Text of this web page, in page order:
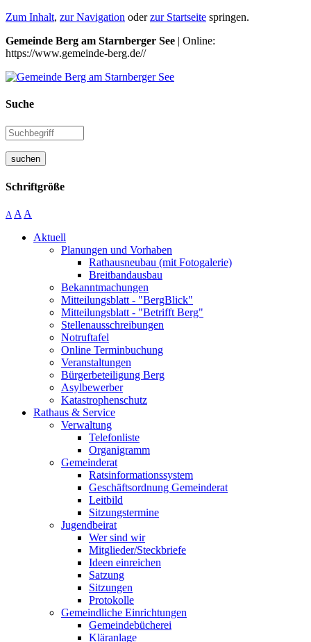
Zum Inhalt, zur Navigation oderzur Startseite springen.
Gemeinde Berg am Starnberger See | Online:
https://www.gemeinde-berg.de//
Suche
suchen
Schriftgröße
A A A
Aktuell
Planungen und Vorhaben
Rathausneubau (mit Fotogalerie)
Breitbandausbau
Bekanntmachungen
Mitteilungsblatt - "BergBlick"
Mitteilungsblatt - "Betrifft Berg"
Stellenausschreibungen
Notruftafel
Online Terminbuchung
Veranstaltungen
Bürgerbeteiligung Berg
Asylbewerber
Katastrophenschutz
Rathaus & Service
Verwaltung
Telefonliste
Organigramm
Gemeinderat
Ratsinformationssystem
Geschäftsordnung Gemeinderat
Leitbild
Sitzungstermine
Jugendbeirat
Wer sind wir
Mitglieder/Steckbriefe
Ideen einreichen
Satzung
Sitzungen
Protokolle
Gemeindliche Einrichtungen
Gemeindebücherei
Kläranlage